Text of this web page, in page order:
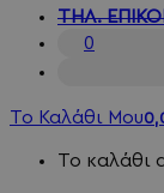
ΤΗΛ.
0
Το Καλάθι Μου
Το καλάθι